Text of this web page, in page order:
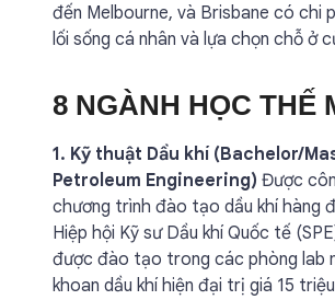
đến Melbourne, và Brisbane có chi
lối sống cá nhân và lựa chọn chỗ ở
8 NGÀNH HỌC THẾ
1. Kỹ thuật Dầu khí (Bachelor/
Petroleum Engineering) Được
chương trình đào tạo dầu khí hàng
Hiệp hội Kỹ sư Dầu khí Quốc tế
được đào tạo trong các phòng lab
khoan dầu khí hiện đại trị giá 15